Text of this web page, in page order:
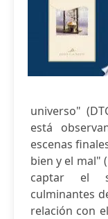
universo"
está
escenas
bien y el mal"
captar el
culminantes
relación con